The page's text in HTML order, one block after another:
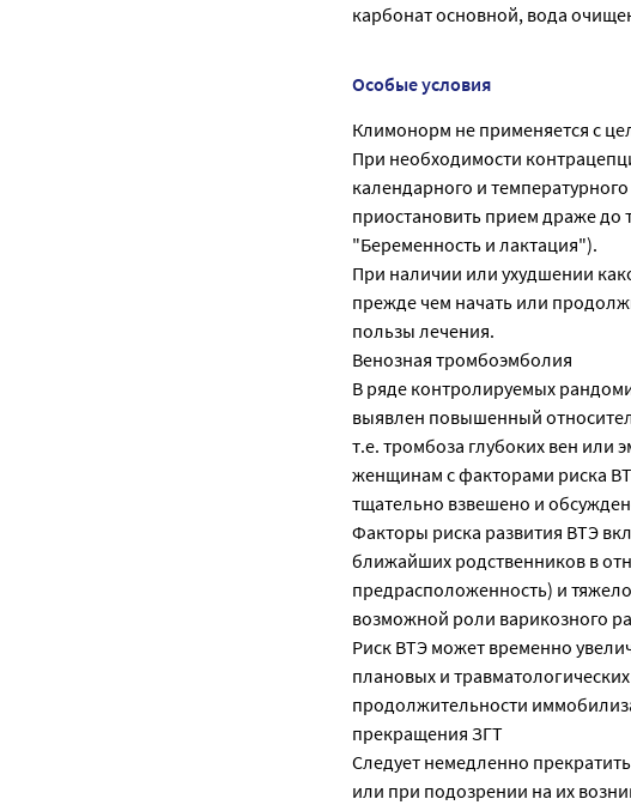
карбонат основной, вода
Особые условия
Климонорм не применяется с
При необходимости
календарного и
приостановить прием драже до
"Беременность и лактация").
При наличии или ухудшении
прежде чем начать или
пользы лечения.
Венозная тромбоэмболия
В ряде контролируемых
выявлен повышенный
т.е. тромбоза глубоких вен или
женщинам с факторами риска
тщательно взвешено и
Факторы риска развития ВТЭ
ближайших родственников в
предрасположенность) и
возможной роли варикозного
Риск ВТЭ может временно
плановых и
продолжительности
прекращения ЗГТ
Следует немедленно
или при подозрении на их